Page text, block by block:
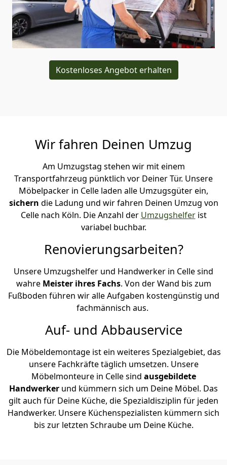
Kostenloses Angebot erhalten
Wir fahren Deinen Umzug
Am Umzugstag stehen wir mit einem
Transportfahrzeug pünktlich vor Deiner Tür. Unsere
Möbelpacker in Celle laden alle Umzugsgüter ein,
sichern die Ladung und wir fahren Deinen Umzug von
Celle nach Köln. Die Anzahl der Umzugshelferist
variabel buchbar.
Renovierungsarbeiten?
Unsere Umzugshelfer und Handwerker in Celle sind
wahre Meister ihres Fachs. Von der Wand bis zum
Fußboden führen wir alle Aufgaben kostengünstig und
fachmännisch aus.
Auf- und Abbauservice
Die Möbeldemontage ist ein weiteres Spezialgebiet, das
unsere Fachkräfte täglich umsetzen. Unsere
Möbelmonteure in Celle sind ausgebildete
Handwerker und kümmern sich um Deine Möbel. Das
gilt auch für Deine Küche, die Spezialdisziplin für jeden
Handwerker. Unsere Küchenspezialisten kümmern sich
bis zur letzten Schraube um Deine Küche.